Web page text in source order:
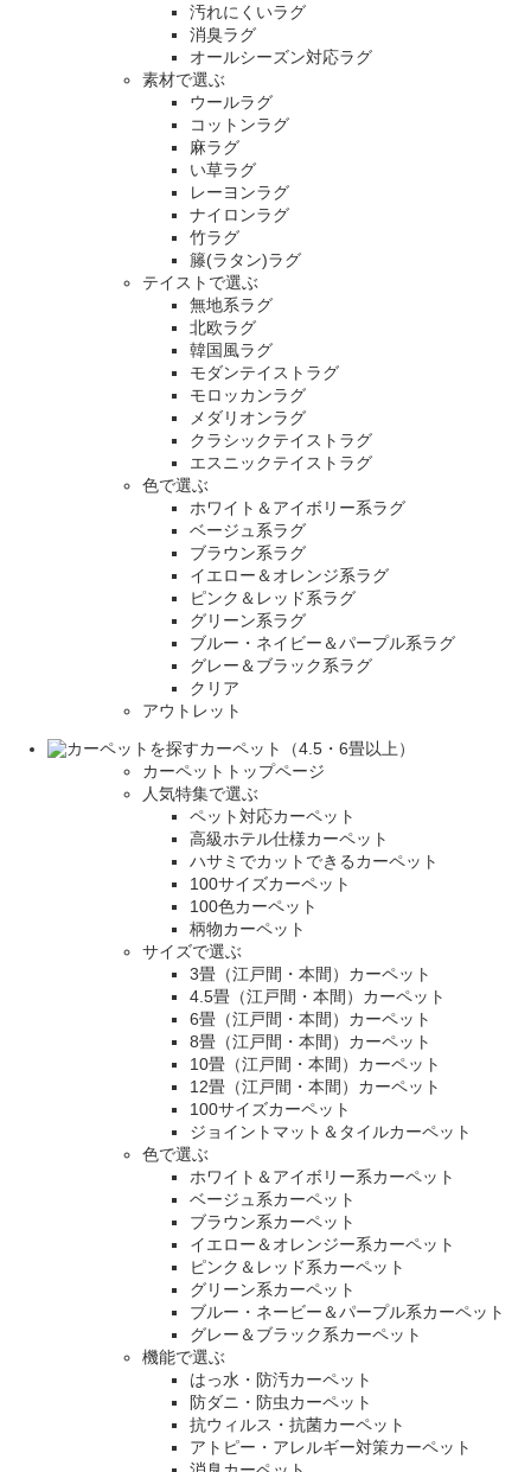
汚れにくいラグ
消臭ラグ
オールシーズン対応ラグ
素材で選ぶ
ウールラグ
コットンラグ
麻ラグ
い草ラグ
レーヨンラグ
ナイロンラグ
竹ラグ
籐(ラタン)ラグ
テイストで選ぶ
無地系ラグ
北欧ラグ
韓国風ラグ
モダンテイストラグ
モロッカンラグ
メダリオンラグ
クラシックテイストラグ
エスニックテイストラグ
色で選ぶ
ホワイト＆アイボリー系ラグ
ベージュ系ラグ
ブラウン系ラグ
イエロー＆オレンジ系ラグ
ピンク＆レッド系ラグ
グリーン系ラグ
ブルー・ネイビー＆パープル系ラグ
グレー＆ブラック系ラグ
クリア
アウトレット
カーペット（4.5・6畳以上）
カーペットトップページ
人気特集で選ぶ
ペット対応カーペット
高級ホテル仕様カーペット
ハサミでカットできるカーペット
100サイズカーペット
100色カーペット
柄物カーペット
サイズで選ぶ
3畳（江戸間・本間）カーペット
4.5畳（江戸間・本間）カーペット
6畳（江戸間・本間）カーペット
8畳（江戸間・本間）カーペット
10畳（江戸間・本間）カーペット
12畳（江戸間・本間）カーペット
100サイズカーペット
ジョイントマット＆タイルカーペット
色で選ぶ
ホワイト＆アイボリー系カーペット
ベージュ系カーペット
ブラウン系カーペット
イエロー＆オレンジー系カーペット
ピンク＆レッド系カーペット
グリーン系カーペット
ブルー・ネービー＆パープル系カーペット
グレー＆ブラック系カーペット
機能で選ぶ
はっ水・防汚カーペット
防ダニ・防虫カーペット
抗ウィルス・抗菌カーペット
アトピー・アレルギー対策カーペット